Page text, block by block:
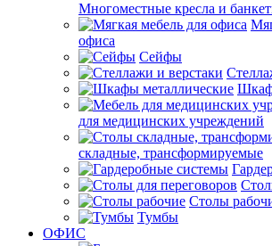
Многоместные кресла и
офиса
Сейфы
для медицинских учреждений
складные, трансформируемые
Столы
Тумбы
ОФИС